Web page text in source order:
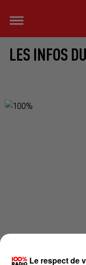
LES INFOS
Le respect de